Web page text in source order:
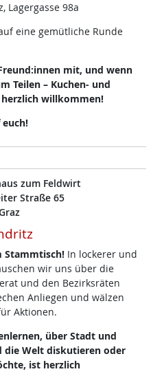
Lagergasse 98a
eine gemütliche Runde
mit, und wenn
Teilen – Kuchen- und
willkommen!
zum Feldwirt
Straße 65
Stammtisch!In lockerer und
wir uns über die
und den Bezirksräten
Anliegen und wälzen
Aktionen.
über Stadt und
die Welt diskutieren oder
ist herzlich